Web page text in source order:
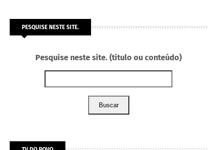
PESQUISE NESTE SITE.
Pesquise neste site. (título ou conteúdo)
Buscar